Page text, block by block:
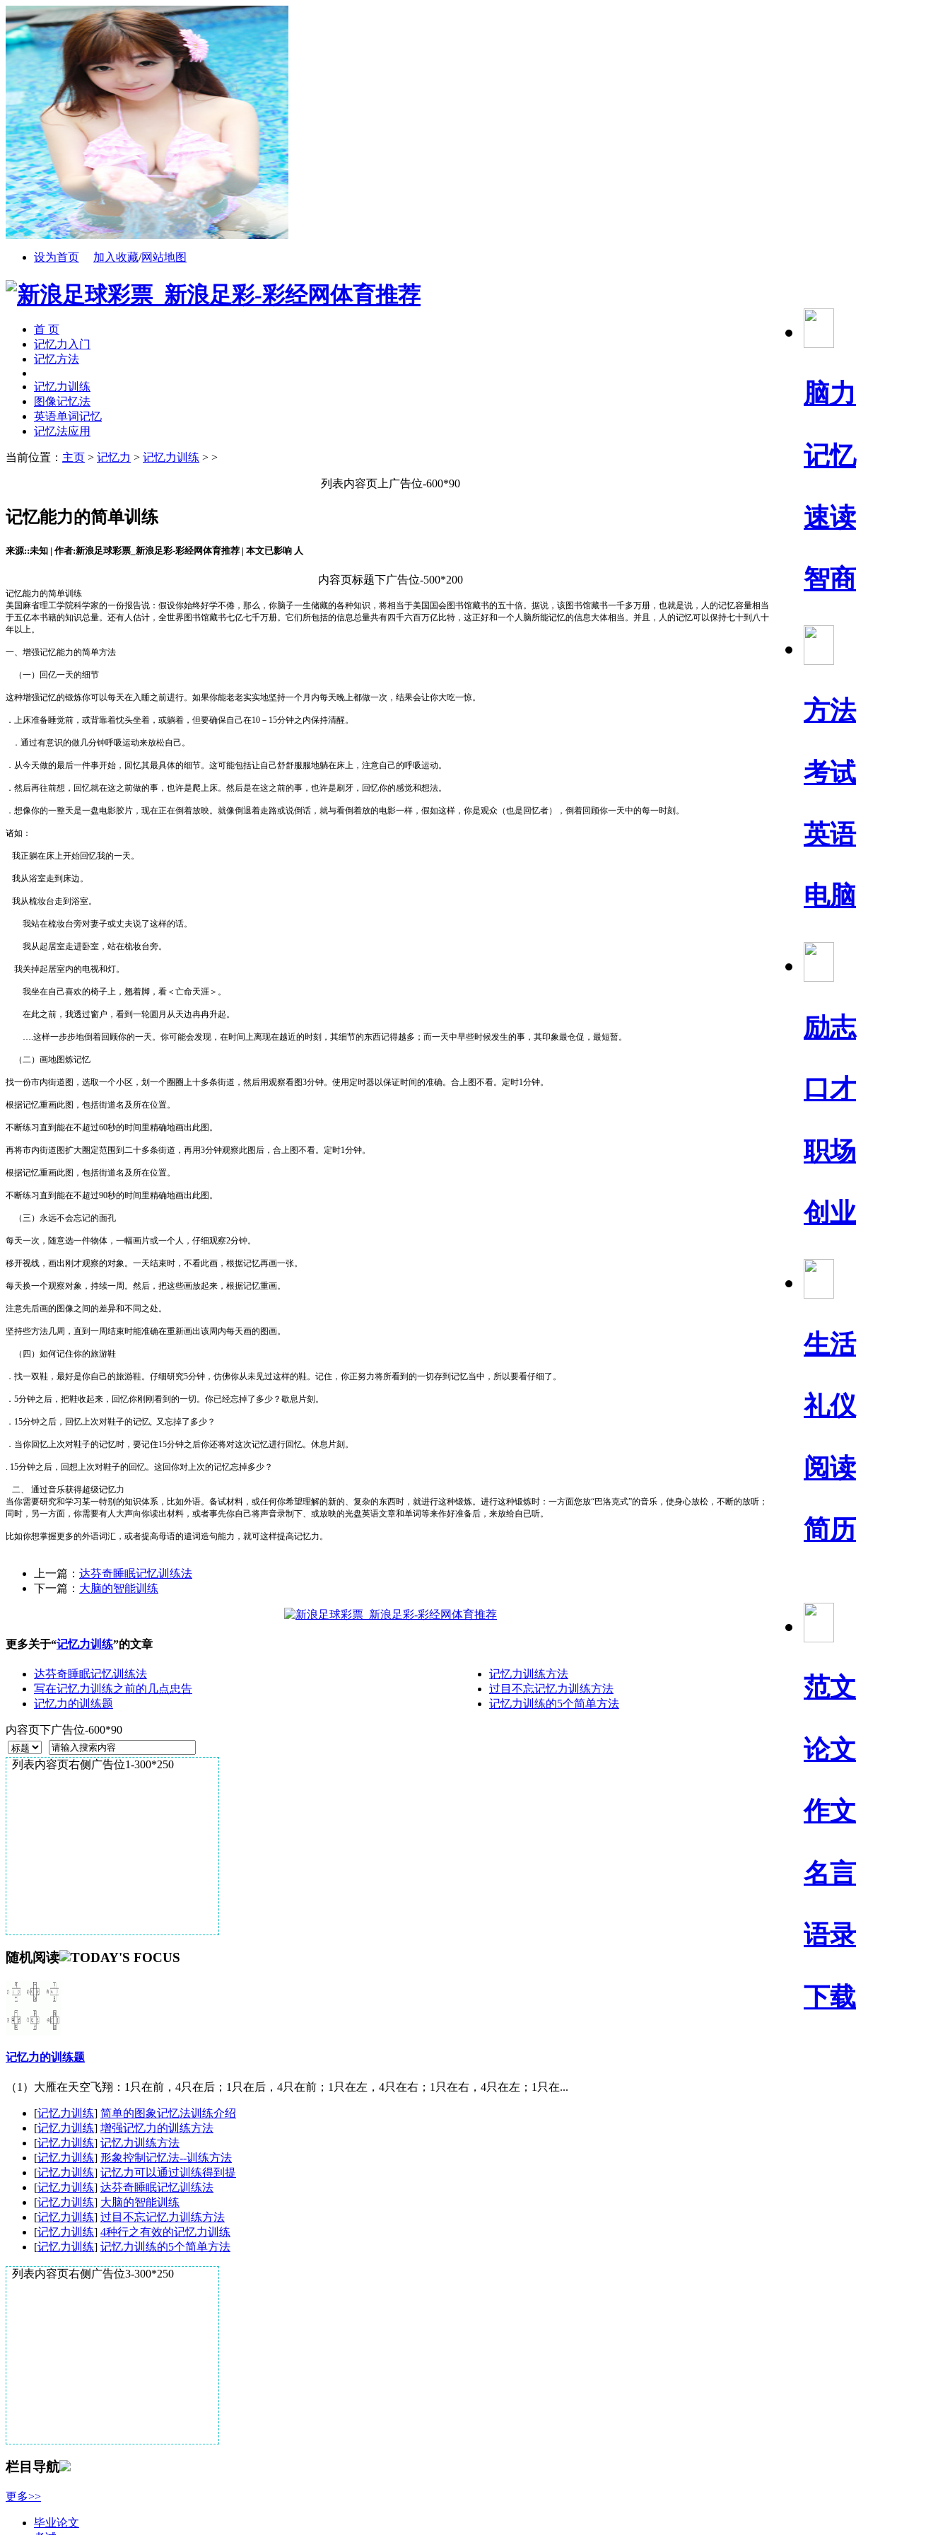
设为首页 加入收藏/网站地图
脑力
记忆
速读
智商
方法
考试
英语
电脑
励志
口才
职场
创业
生活
礼仪
阅读
简历
范文
论文
作文
名言
语录
下载
首 页
记忆力入门
记忆方法
记忆力训练
图像记忆法
英语单词记忆
记忆法应用
当前位置： 主页 > 记忆力 > 记忆力训练 > >
列表内容页上广告位-600*90
记忆能力的简单训练
来源::未知 | 作者:新浪足球彩票_新浪足彩-彩经网体育推荐 | 本文已影响 人
内容页标题下广告位-500*200
记忆能力的简单训练
美国麻省理工学院科学家的一份报告说：假设你始终好学不倦，那么，你脑子一生储藏的各种知识，将相当于美国国会图书馆藏书的五十倍。据说，该图书馆藏书一千多万册，也就是说，人的记忆容量相当
于五亿本书籍的知识总量。还有人估计，全世界图书馆藏书七亿七千万册。它们所包括的信息总量共有四千六百万亿比特，这正好和一个人脑所能记忆的信息大体相当。并且，人的记忆可以保持七十到八十
年以上。
一、增强记忆能力的简单方法
（一）回亿一天的细节
这种增强记忆的锻炼你可以每天在入睡之前进行。如果你能老老实实地坚持一个月内每天晚上都做一次，结果会让你大吃一惊。
．上床准备睡觉前，或背靠着忱头坐着，或躺着，但要确保自己在10－15分钟之内保持清醒。
．通过有意识的做几分钟呼吸运动来放松自己。
．从今天做的最后一件事开始，回忆其最具体的细节。这可能包括让自己舒舒服服地躺在床上，注意自己的呼吸运动。
．然后再往前想，回忆就在这之前做的事，也许是爬上床。然后是在这之前的事，也许是刷牙，回忆你的感觉和想法。
．想像你的一整天是一盘电影胶片，现在正在倒着放映。就像倒退着走路或说倒话，就与看倒着放的电影一样，假如这样，你是观众（也是回忆者），倒着回顾你一天中的每一时刻。
诸如：
我正躺在床上开始回忆我的一天。
我从浴室走到床边。
我从梳妆台走到浴室。
我站在梳妆台旁对妻子或丈夫说了这样的话。
我从起居室走进卧室，站在梳妆台旁。
我关掉起居室内的电视和灯。
我坐在自己喜欢的椅子上，翘着脚，看＜亡命天涯＞。
在此之前，我透过窗户，看到一轮圆月从天边冉冉升起。
….这样一步步地倒着回顾你的一天。你可能会发现，在时间上离现在越近的时刻，其细节的东西记得越多；而一天中早些时候发生的事，其印象最仓促，最短暂。
（二）画地图炼记忆
找一份市内街道图，选取一个小区，划一个圈圈上十多条街道，然后用观察看图3分钟。使用定时器以保证时间的准确。合上图不看。定时1分钟。
根据记忆重画此图，包括街道名及所在位置。
不断练习直到能在不超过60秒的时间里精确地画出此图。
再将市内街道图扩大圈定范围到二十多条街道，再用3分钟观察此图后，合上图不看。定时1分钟。
根据记忆重画此图，包括街道名及所在位置。
不断练习直到能在不超过90秒的时间里精确地画出此图。
（三）永远不会忘记的面孔
每天一次，随意选一件物体，一幅画片或一个人，仔细观察2分钟。
移开视线，画出刚才观察的对象。一天结束时，不看此画，根据记忆再画一张。
每天换一个观察对象，持续一周。然后，把这些画放起来，根据记忆重画。
注意先后画的图像之间的差异和不同之处。
坚持些方法几周，直到一周结束时能准确在重新画出该周内每天画的图画。
（四）如何记住你的旅游鞋
．找一双鞋，最好是你自己的旅游鞋。仔细研究5分钟，仿佛你从未见过这样的鞋。记住，你正努力将所看到的一切存到记忆当中，所以要看仔细了。
．5分钟之后，把鞋收起来，回忆你刚刚看到的一切。你已经忘掉了多少？歇息片刻。
．15分钟之后，回忆上次对鞋子的记忆, 又忘掉了多少？
．当你回忆上次对鞋子的记忆时，要记住15分钟之后你还将对这次记忆进行回忆。休息片刻。
. 15分钟之后，回想上次对鞋子的回忆。这回你对上次的记忆忘掉多少？
二、 通过音乐获得超级记忆力
当你需要研究和学习某一特别的知识体系，比如外语。备试材料，或任何你希望理解的新的、复杂的东西时，就进行这种锻炼。进行这种锻炼时：一方面您放“巴洛克式”的音乐，使身心放松，不断的放听；
同时，另一方面，你需要有人大声向你读出材料，或者事先你自己将声音录制下、或放映的光盘英语文章和单词等来作好准备后，来放给自已听。
比如你想掌握更多的外语词汇，或者提高母语的遣词造句能力，就可这样提高记忆力。
上一篇： 达芬奇睡眠记忆训练法
下一篇： 大脑的智能训练
更多关于“记忆力训练”的文章
达芬奇睡眠记忆训练法
记忆力训练方法
写在记忆力训练之前的几点忠告
过目不忘记忆力训练方法
记忆力的训练题
记忆力训练的5个简单方法
内容页下广告位-600*90
列表内容页右侧广告位1-300*250
随机阅读
记忆力的训练题
（1）大雁在天空飞翔：1只在前，4只在后；1只在后，4只在前；1只在左，4只在右；1只在右，4只在左；1只在...
[记忆力训练] 简单的图象记忆法训练介绍
[记忆力训练] 增强记忆力的训练方法
[记忆力训练] 记忆力训练方法
[记忆力训练] 形象控制记忆法--训练方法
[记忆力训练] 记忆力可以通过训练得到提
[记忆力训练] 达芬奇睡眠记忆训练法
[记忆力训练] 大脑的智能训练
[记忆力训练] 过目不忘记忆力训练方法
[记忆力训练] 4种行之有效的记忆力训练
[记忆力训练] 记忆力训练的5个简单方法
列表内容页右侧广告位3-300*250
栏目导航
更多>>
毕业论文